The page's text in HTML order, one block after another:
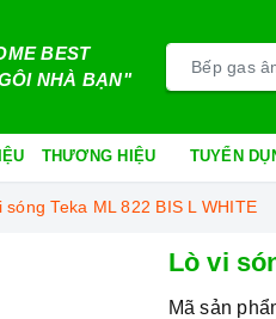
BEST
NHÀ BẠN"
THƯƠNG HIỆU TUYỂN
sóng Teka ML 822 BIS L WHITE
Lò vi
Mã sản